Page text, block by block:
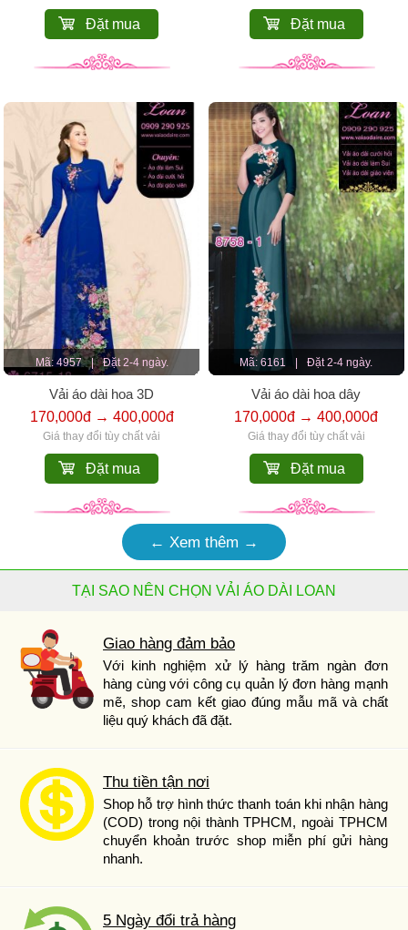
Đặt mua Đặt mua
Mã: 4957 | Đặt 2-4 ngày.
Vải áo dài hoa 3D
170,000đ → 400,000đ
Giá thay đổi tùy chất vải
Đặt mua
Mã: 6161 Đặt 2-4 ngày.
Vải áo dài hoa dây
170,000đ → 400,000đ
Giá thay đổi tùy chất vải
Đặt mua
← Xem thêm →
TẠI SAO NÊN CHỌN VẢI ÁO DÀI LOAN
Giao hàng đảm bảo
Với kinh nghiệm xử lý hàng trăm ngàn đơn
hàng cùng với công cụ quản lý đơn hàng mạnh
mẽ, shop cam kết giao đúng mẫu mã và chất
liệu quý khách đã đặt.
Thu tiền tận nơi
Shop hỗ trợ hình thức thanh toán khi nhận hàng
(COD) trong nội thành TPHCM, ngoài TPHCM
chuyển khoản trước shop miễn phí gửi hàng
nhanh.
5 Ngày đổi trả hàng